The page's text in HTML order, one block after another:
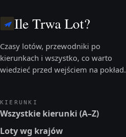
Ile Trwa Lot?
Czasy lotów, przewodniki po
kierunkach i wszystko, co warto
wiedzieć przed wejściem na pokład.
KIERUNKI
Wszystkie kierunki (A–Z)
Loty wg krajów